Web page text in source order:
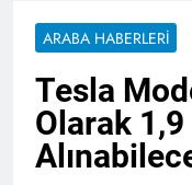
ARABA HABERLERI
Tesla
Olarak 1,9